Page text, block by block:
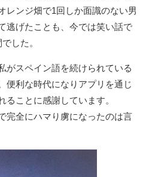
レンジ畑で1回しか面識のない男
逃げたことも、今では笑い話で
した。
がスペイン語を続けられている
便利な時代になりアプリを通じ
ことに感謝しています。
完全にハマり虜になったのは言